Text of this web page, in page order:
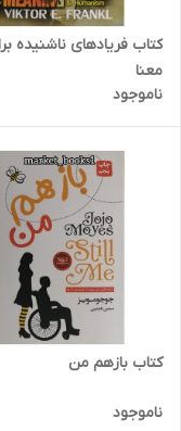
کتاب فریادهای ناشنیده
معنا
ناموجود
کتاب بازهم من
ناموجود